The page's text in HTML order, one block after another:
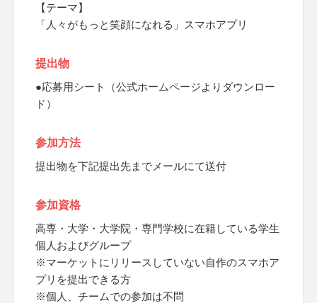
【テーマ】
「人々がもっと笑顔になれる」スマホアプリ
提出物
●応募用シート（公式ホームページよりダウンロー
ド）
参加方法
提出物を下記提出先までメールにて送付
参加資格
高専・大学・大学院・専門学校に在籍している学生
個人およびグループ
※マーケットにリリースしていない自作のスマホア
プリを提出できる方
※個人、チームでの参加は不問